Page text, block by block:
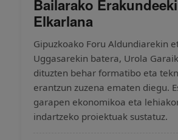
Bailarako
Elkarlana
Gipuzkoako Foru Aldundiarekin
Uggasarekin batera, Urola
dituzten behar formatibo eta
erantzun zuzena ematen diegu.
garapen ekonomikoa eta
indartzeko proiektuak sustatuz.